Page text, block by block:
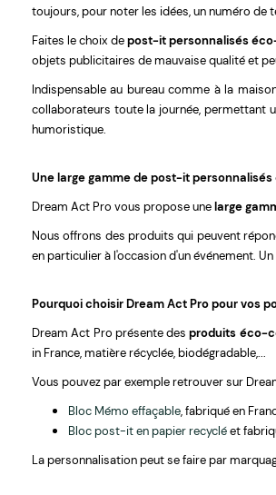
toujours, pour noter les idées, un numéro de
Faites le choix depost-it personnalisés
objets publicitaires de mauvaise qualité et
Indispensable au bureau comme à la
collaborateurs toute la journée, permettant
humoristique.
Une large gamme de post-it
Dream Act Pro vous propose unelarge
Nous offrons des produits qui peuvent
en particulier à l'occasion d'un événement.
Pourquoi choisir Dream Act Pro pour vos
Dream Act Pro présente desproduits éco-
in France, matière récyclée, biodégradable,...
Vous pouvez par exemple retrouver sur
Bloc Mémo effaçable, fabriqué en
Bloc post-it en papier recycléet
La personnalisation peut se faire par